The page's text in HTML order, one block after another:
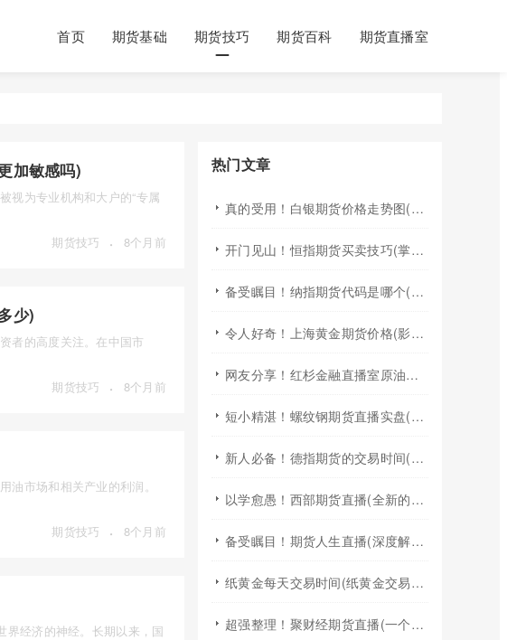
首页 期货基础 期货技巧 期货百科 期货直播室
加敏感吗)
视为专业机构和大户的“专属
期货技巧
· 8个月前
少)
者的高度关注。在中国市
期货技巧
· 8个月前
油市场和相关产业的利润。
期货技巧
· 8个月前
界经济的神经。长期以来，国
热门文章
真的受用！白银期货价格走势图(基本概念、影响因素、技术分析方法)
开门见山！恒指期货买卖技巧(掌握一定的买卖技巧对于投资者来说至关重要)
备受瞩目！纳指期货代码是哪个(纳斯达克100指数期货的标识与应用)
令人好奇！上海黄金期货价格(影响因素、市场表现及未来趋势)
网友分享！红杉金融直播室原油直播室：专业投资分析与实时互动平台
短小精湛！螺纹钢期货直播实盘(专业的分析和精准的预测)
新人必备！德指期货的交易时间(德指期货的交易时间详解)
以学愈愚！西部期货直播(全新的学习与交流体验)
备受瞩目！期货人生直播(深度解析与互动交流的结合)
纸黄金每天交易时间(纸黄金交易时间和停盘时间)
超强整理！聚财经期货直播(一个专注于期货市场的在线直播平台)